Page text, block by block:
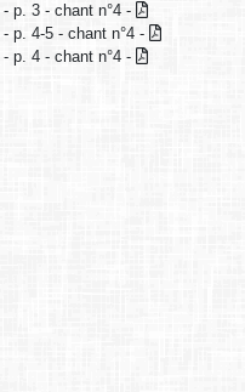
- p. 3 - chant n°4 -
- p. 4-5 - chant n°4 -
- p. 4 - chant n°4 -